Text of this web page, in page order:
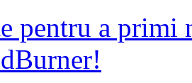
pentru a primi